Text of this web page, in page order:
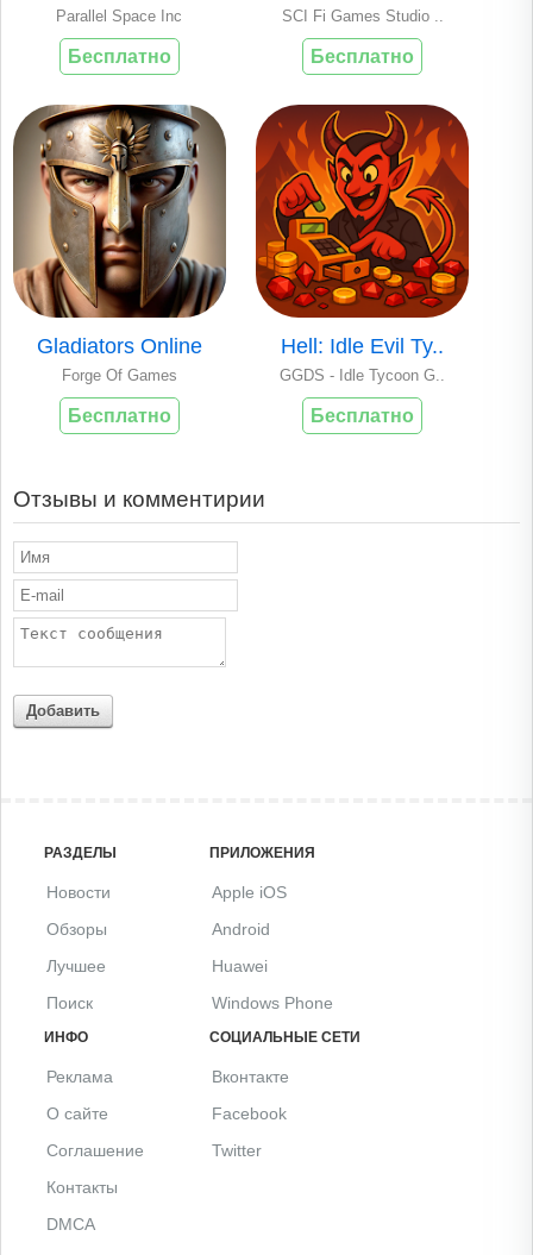
Parallel Space Inc
Бесплатно
SCI Fi Games Studio ..
Бесплатно
Gladiators Online
Forge Of Games
Бесплатно
Hell: Idle Evil Ty..
GGDS - Idle Tycoon G..
Бесплатно
Отзывы и комментирии
Добавить
РАЗДЕЛЫ
Новости
Обзоры
Лучшее
Поиск
ПРИЛОЖЕНИЯ
Apple iOS
Android
Huawei
Windows Phone
ИНФО
Реклама
О сайте
Соглашение
Контакты
DMCA
СОЦИАЛЬНЫЕ СЕТИ
Вконтакте
Facebook
Twitter